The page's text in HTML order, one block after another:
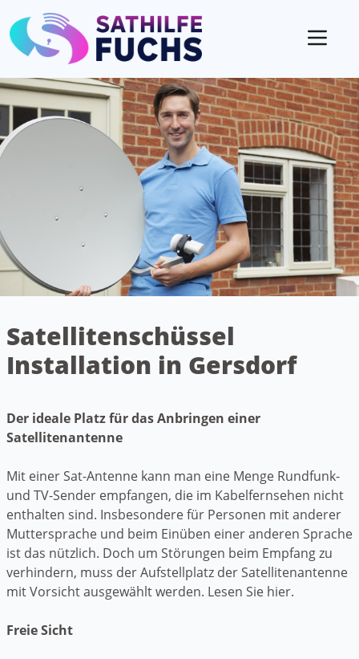
Satellitenschüssel
Installation in Gersdorf
Der ideale Platz für das Anbringen einer
Satellitenantenne
Mit einer Sat-Antenne kann man eine Menge Rundfunk-
und TV-Sender empfangen, die im Kabelfernsehen nicht
enthalten sind. Insbesondere für Personen mit anderer
Muttersprache und beim Einüben einer anderen Sprache
ist das nützlich. Doch um Störungen beim Empfang zu
verhindern, muss der Aufstellplatz der Satellitenantenne
mit Vorsicht ausgewählt werden. Lesen Sie hier.
Freie Sicht